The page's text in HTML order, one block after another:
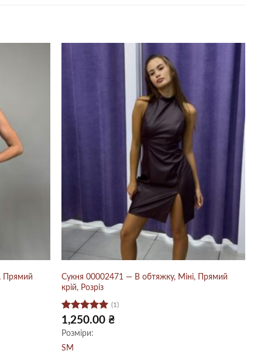
Прямий
Сукня 00002471 — В обтяжку, Міні, Прямий
крій, Розріз
Оцінено в
5 з 5
(1)
1,250.00 ₴
Розміри:
S M